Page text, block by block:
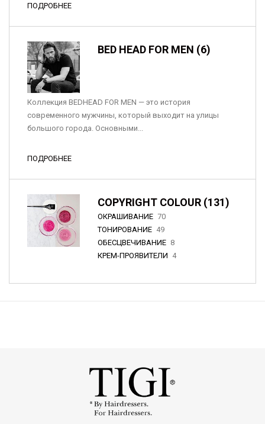
ПОДРОБНЕЕ
BED HEAD FOR MEN (6)
Коллекция BEDHEAD FOR MEN — это история
современного мужчины, который выходит на улицы
большого города. Основными...
ПОДРОБНЕЕ
COPYRIGHT COLOUR (131)
ОКРАШИВАНИЕ 70
ТОНИРОВАНИЕ 49
ОБЕСЦВЕЧИВАНИЕ 8
КРЕМ-ПРОЯВИТЕЛИ 4